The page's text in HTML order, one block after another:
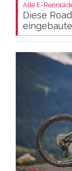
Alle E-
Diese